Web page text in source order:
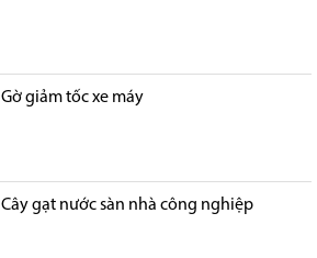
Gờ giảm tốc xe máy
Cây gạt nước sàn nhà công nghiệp